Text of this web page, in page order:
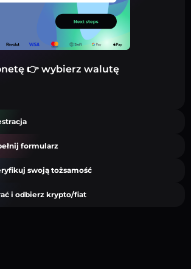
👉 wybierz walutę
formularz
swoją tożsamość
i odbierz krypto/fiat